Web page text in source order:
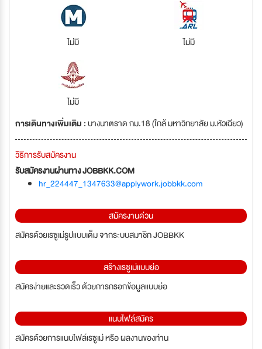
ไม่มี ไม่มี
ไม่มี
การเดินทางเพิ่มเติม :บางนาตราด กม.18 (ใกล้ มหาวิทยาลัย ม.หัวเฉียว)
วิธีการรับสมัครงาน
รับสมัครงานผ่านทาง JOBBKK.COM
hr_224447_1347633@applywork.jobbkk.com
สมัครงานด่วน
สมัครด้วยเรซูเม่รูปแบบเต็ม จากระบบสมาชิก JOBBKK
สร้างเรซูเม่แบบย่อ
สมัครง่ายและรวดเร็ว ด้วยการกรอกข้อมูลแบบย่อ
แนบไฟล์สมัคร
สมัครด้วยการแนบไฟล์เรซูเม่ หรือ ผลงานของท่าน